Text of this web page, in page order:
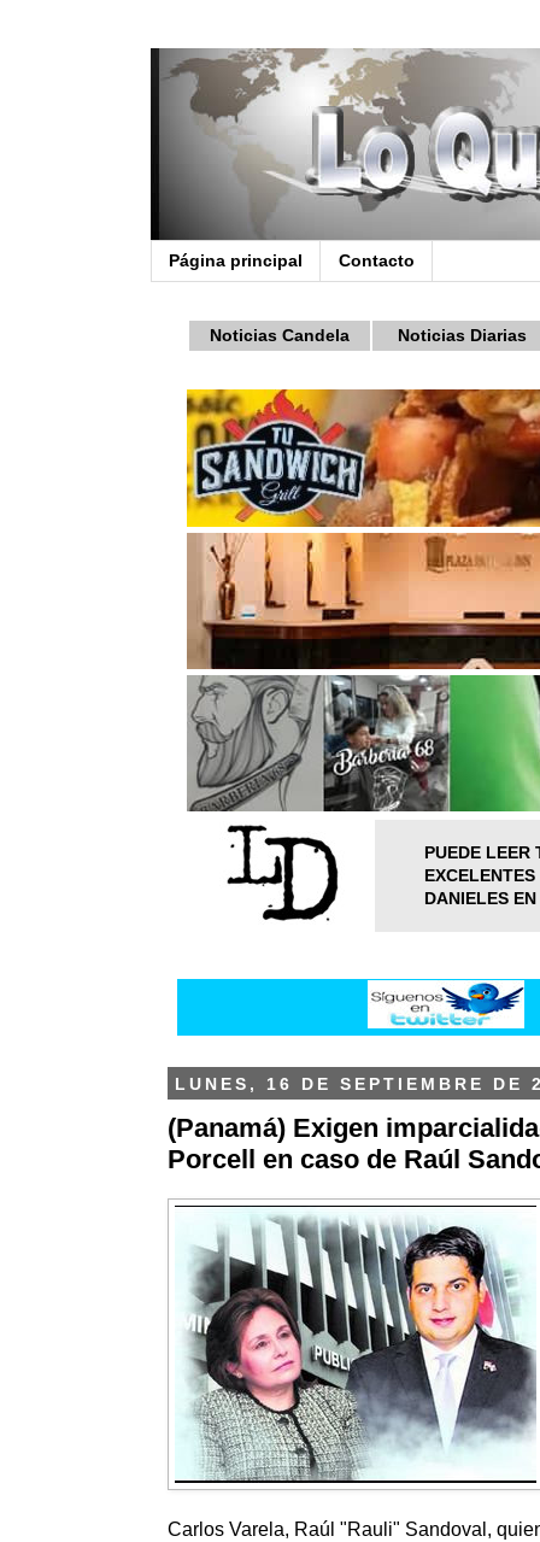
Página principal Contacto
Noticias Candela Noticias Diarias
PUEDE LEER
DANIELES
LUNES, 16 DE SEPTIEMBRE DE
(Panamá) Exigen
Porcell en caso de Raúl
Carlos Varela, Raúl "Rauli" Sandoval,